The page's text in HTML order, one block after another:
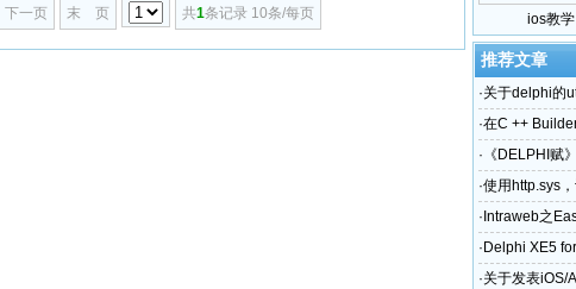
下一页 末 页 共1条记录 10条/每页 ios教
推荐文章
·关于delphi的
·在C ++
· 《DELPHI赋》
·使用http.sys
· Intraweb之
· Delphi XE5
·关于发表iOS/